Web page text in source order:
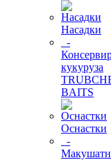
Насадки
-
кукуруза
BAITS
Оснастки
-